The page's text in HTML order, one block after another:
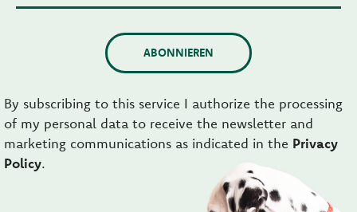
ABONNIEREN
By subscribing to this service I authorize the processing
of my personal data to receive the newsletter and
marketing communications as indicated in the Privacy
Policy.